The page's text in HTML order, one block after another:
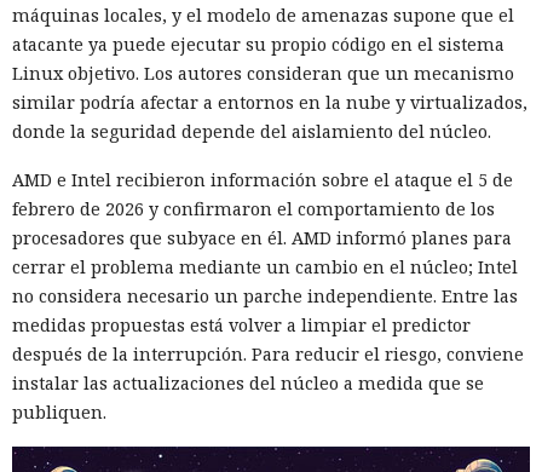
máquinas locales, y el modelo de amenazas supone que el
atacante ya puede ejecutar su propio código en el sistema
Linux objetivo. Los autores consideran que un mecanismo
similar podría afectar a entornos en la nube y virtualizados,
donde la seguridad depende del aislamiento del núcleo.
AMD e Intel recibieron información sobre el ataque el 5 de
febrero de 2026 y confirmaron el comportamiento de los
procesadores que subyace en él. AMD informó planes para
cerrar el problema mediante un cambio en el núcleo; Intel
no considera necesario un parche independiente. Entre las
medidas propuestas está volver a limpiar el predictor
después de la interrupción. Para reducir el riesgo, conviene
instalar las actualizaciones del núcleo a medida que se
publiquen.